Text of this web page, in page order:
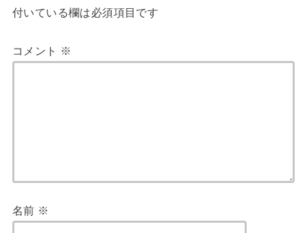
付いている欄は必須項目です
コメント ※
名前 ※